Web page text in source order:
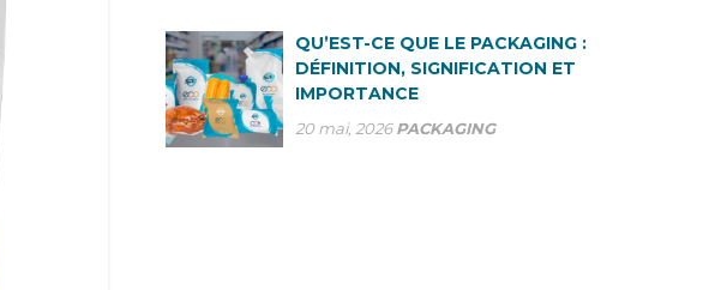
QU’EST-CE QUE LE PACKAGING :
DÉFINITION, SIGNIFICATION ET
IMPORTANCE
20 mai, 2026 PACKAGING